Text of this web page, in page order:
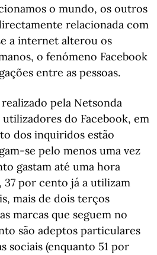
o mundo, os outros
relacionada com
a internet alterou os
o fenómeno Facebook
entre as pessoas.
pela Netsonda
do Facebook, em
dos inquiridos estão
se pelo menos uma vez
gastam até uma hora
37 por cento já a utilizam
mais de dois terços
marcas que seguem no
são adeptos particulares
sociais (enquanto 51 por